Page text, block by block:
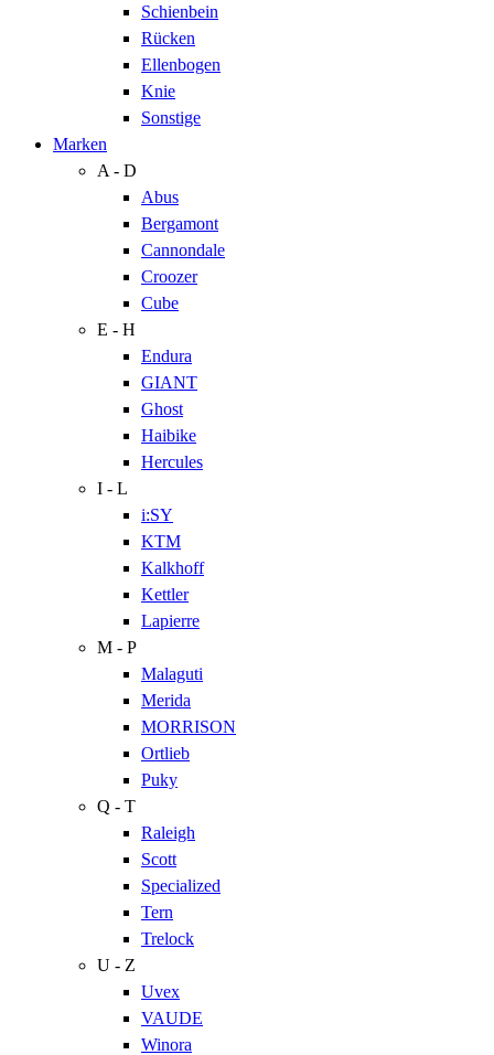
Schienbein
Rücken
Ellenbogen
Knie
Sonstige
Marken
A - D
Abus
Bergamont
Cannondale
Croozer
Cube
E - H
Endura
GIANT
Ghost
Haibike
Hercules
I - L
i:SY
KTM
Kalkhoff
Kettler
Lapierre
M - P
Malaguti
Merida
MORRISON
Ortlieb
Puky
Q - T
Raleigh
Scott
Specialized
Tern
Trelock
U - Z
Uvex
VAUDE
Winora